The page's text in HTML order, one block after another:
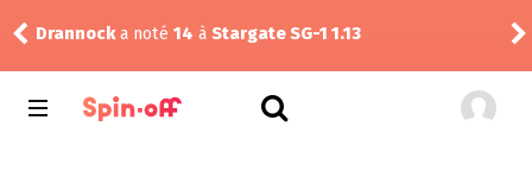
Drannocka noté 14 à Stargate SG-1 1.13